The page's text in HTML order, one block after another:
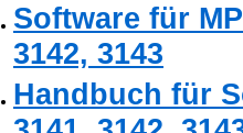
Software für
3142, 3143
Handbuch für